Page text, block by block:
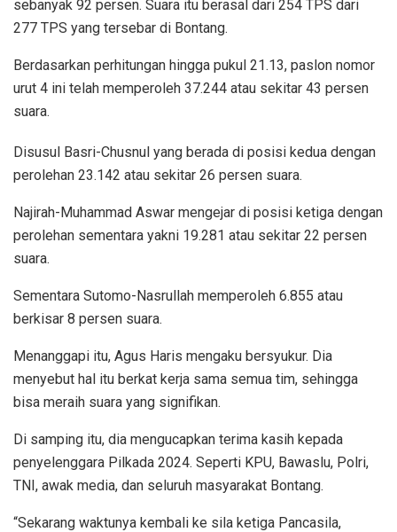
sebanyak 92 persen. Suara itu berasal dari 254 TPS dari
277 TPS yang tersebar di Bontang.
Berdasarkan perhitungan hingga pukul 21.13, paslon nomor
urut 4 ini telah memperoleh 37.244 atau sekitar 43 persen
suara.
Disusul Basri-Chusnul yang berada di posisi kedua dengan
perolehan 23.142 atau sekitar 26 persen suara.
Najirah-Muhammad Aswar mengejar di posisi ketiga dengan
perolehan sementara yakni 19.281 atau sekitar 22 persen
suara.
Sementara Sutomo-Nasrullah memperoleh 6.855 atau
berkisar 8 persen suara.
Menanggapi itu, Agus Haris mengaku bersyukur. Dia
menyebut hal itu berkat kerja sama semua tim, sehingga
bisa meraih suara yang signifikan.
Di samping itu, dia mengucapkan terima kasih kepada
penyelenggara Pilkada 2024. Seperti KPU, Bawaslu, Polri,
TNI, awak media, dan seluruh masyarakat Bontang.
“Sekarang waktunya kembali ke sila ketiga Pancasila,